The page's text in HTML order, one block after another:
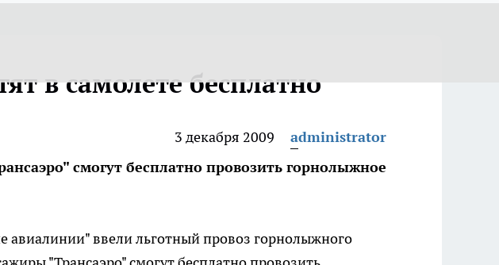
в самолете бесплатно
3 декабря 2009
administrator
смогут бесплатно провозить горнолыжное
авиалинии" ввели льготный провоз горнолыжного